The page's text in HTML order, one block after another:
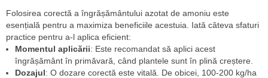
Folosirea corectă a îngrășământului azotat de amoniu este
esențială pentru a maximiza beneficiile acestuia. Iată câteva sfaturi
practice pentru a-l aplica eficient:
Momentul aplicării: Este recomandat să aplici acest
îngrășământ în primăvară, când plantele sunt în plină creștere.
Dozajul: O dozare corectă este vitală. De obicei, 100-200 kg/ha